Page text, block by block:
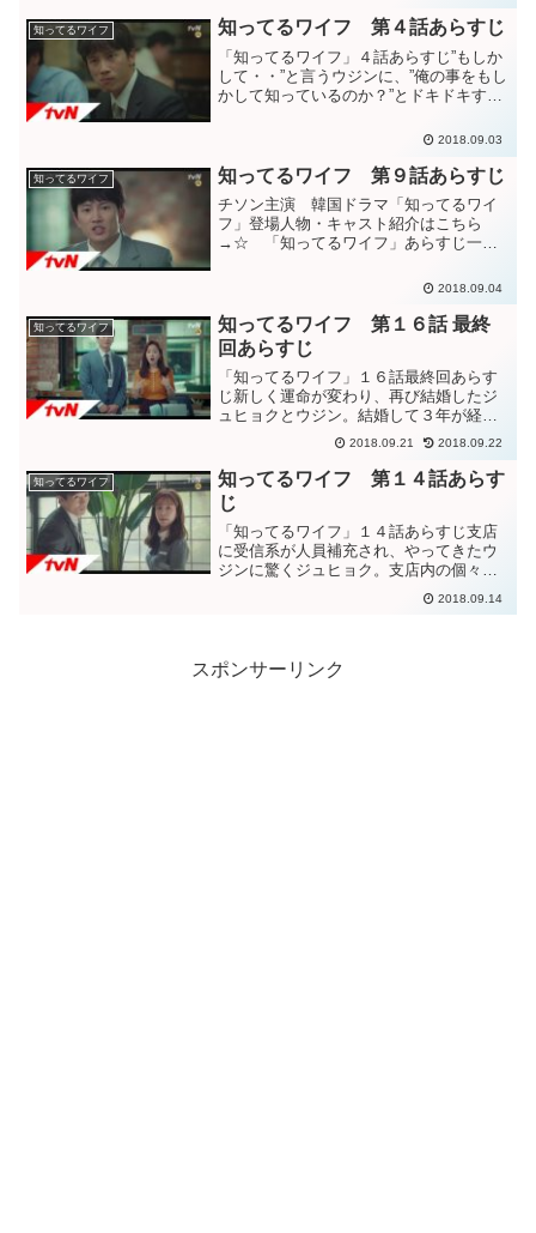
い、全てが優
知ってるワイフ 知ってるワイフ 第４話あらすじ
「知ってるワイフ」４話あらすじ”もしか
して・・”と言うウジンに、”俺の事をもし
かして知っているのか？”とドキドキする
した？？”と言うウジン。携帯を拾った女
2018.09.03
知ってるワイフ 知ってるワイフ 第９話あらすじ
チソン主演 韓国ドラマ「知ってるワイ
フ」登場人物・キャスト紹介はこちら
→☆ 「知ってるワイフ」あらすじ一覧
告動画「知ってるワイフ」９話あらすじ
いてウジンと会っていたのが...
2018.09.04
知ってるワイフ
知ってるワイフ 第１６話 最終
回あらすじ
「知ってるワイフ」１６話最終回あらす
じ新しく運命が変わり、再び結婚したジ
ュヒョクとウジン。結婚して３年が経
ち、２人の子供にも恵まれた。共働きで
忙しいが、二人協力して子育てをしてい
た。銀行では、ジョンフはチーム長とな
り、ビョンチ
2018.09.21 2018.09.22
知ってるワイフ
知ってるワイフ 第１４話あらす
じ
「知ってるワイフ」１４話あらすじ支店
に受信系が人員補充され、やってきたウ
ジンに驚くジュヒョク。支店内の個々の
コーヒーの好みなども知っているウジン
に驚く支店の人々。人事のチーム長に他
2018.09.14
スポンサーリンク